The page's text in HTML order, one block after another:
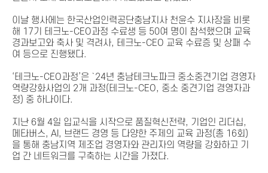
이날 행사에는 한국산업인력공단충남지사 천윤수 지사장을 비롯
해 17기 테크노-CEO과정 수료생 등 50여 명이 참석했으며 교육
경과보고와 축사 및 격려사, 테크노-CEO 교육 수료증 및 상패 수
여 등으로 진행됐다.
‘테크노-CEO과정’은 `24년 충남테크노파크 중소중견기업 경영자
역량강화사업의 2개 과정(테크노-CEO, 중소 중견기업 경영자과
정) 중 하나이다.
지난 6월 4일 입교식을 시작으로 품질혁신전략, 기업인 리더십,
메타버스, AI, 브랜드 경영 등 다양한 주제의 교육 과정(총 16회)
을 통해 충남지역 제조업 경영자와 관리자의 역량을 강화하고 기
업 간 네트워크를 구축하는 시간을 가졌다.